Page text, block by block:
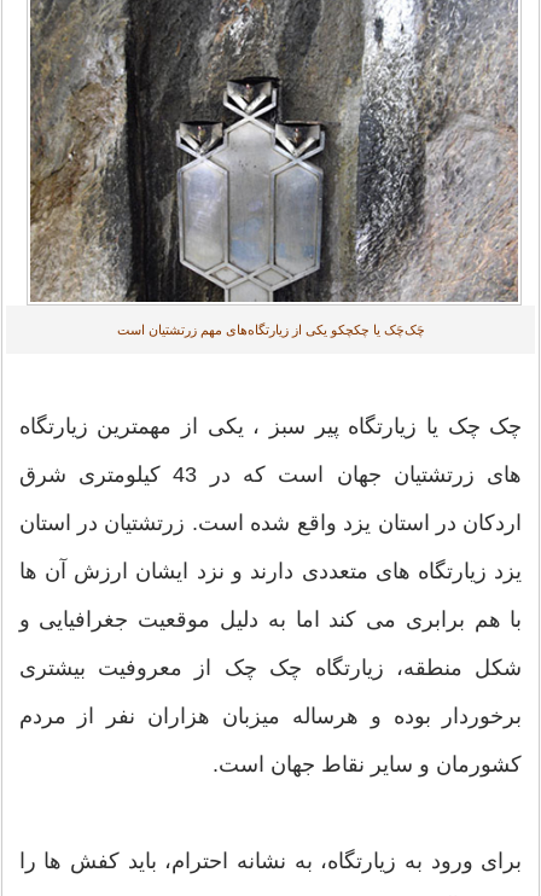
چَک‌چَک یا چکچکو یکی از زیارتگاه‌های مهم زرتشتیان است
چک چک یا زیارتگاه پیر سبز ، یکی از مهمترین زیارتگاه
های زرتشتیان جهان است که در 43 کیلومتری شرق
اردکان در استان یزد واقع شده است. زرتشتیان در استان
یزد زیارتگاه های متعددی دارند و نزد ایشان ارزش آن ها
با هم برابری می کند اما به دلیل موقعیت جغرافیایی و
شکل منطقه، زیارتگاه چک چک از معروفیت بیشتری
برخوردار بوده و هرساله میزبان هزاران نفر از مردم
کشورمان و سایر نقاط جهان است.
برای ورود به زیارتگاه، به نشانه احترام، باید کفش ها را